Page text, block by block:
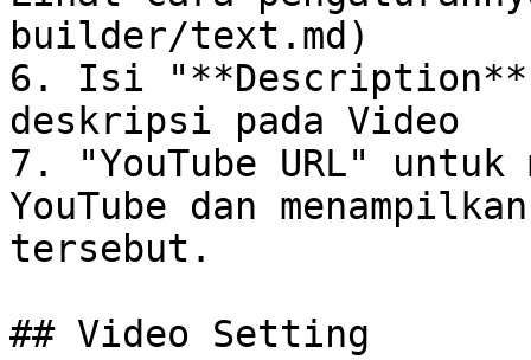
builder/text.md)
6. Isi "**Description**"
deskripsi pada Video
7. "YouTube URL" untuk
YouTube dan
tersebut.
## Video Setting